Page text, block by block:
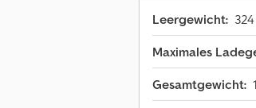
Leergewicht:
Maximales
Gesamtgewicht: